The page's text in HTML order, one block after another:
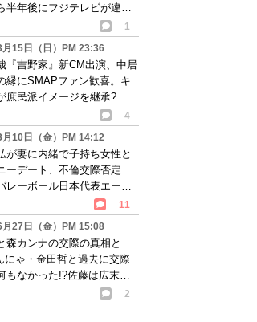
半年後にフジテレビが違反
1
15日（日）PM 23:36
『吉野家』新CM出演、中居
縁にSMAPファン歓喜。キ
庶民派イメージを継承? 動
4
10日（金）PM 14:12
が妻に内緒で子持ち女性と
ーデート、不倫交際否定
レーボール日本代表エース
11
27日（金）PM 15:08
森カンナの交際の真相と
にゃ・金田哲と過去に交際
もなかった!?佐藤は広末涼
2